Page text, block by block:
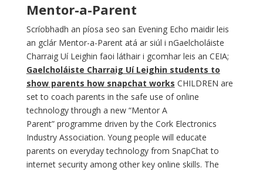
Mentor-a-Parent
Scríobhadh an píosa seo san Evening Echo maidir leis
an gclár Mentor-a-Parent atá ar siúl i nGaelcholáiste
Charraig Uí Leighin faoi láthair i gcomhar leis an CEIA;
Gaelcholáiste Charraig Uí Leighin students to
show parents how snapchat works CHILDREN are
set to coach parents in the safe use of online
technology through a new “Mentor A
Parent” programme driven by the Cork Electronics
Industry Association. Young people will educate
parents on everyday technology from SnapChat to
internet security among other key online skills. The